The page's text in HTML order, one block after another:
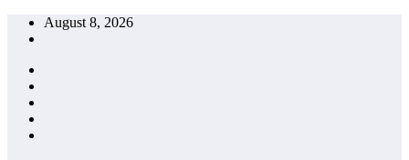
Skip
August 8, 2026